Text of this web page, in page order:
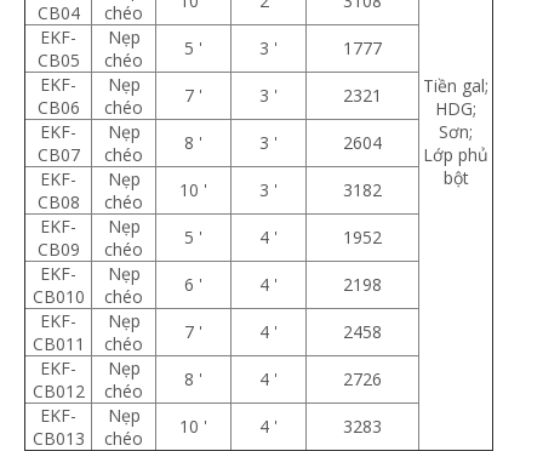
Tiền gal;
HDG;
Sơn;
Lớp phủ
bột
CB04
chéo
EKF-
CB05
Nẹp
chéo
5 ' 3 '
1777
EKF-
CB06
Nẹp
chéo
7 ' 3 '
2321
EKF-
CB07
Nẹp
chéo
8 ' 3 '
2604
EKF-
CB08
Nẹp
chéo
10 ' 3 '
3182
EKF-
CB09
Nẹp
chéo
5 ' 4 '
1952
EKF-
CB010
Nẹp
chéo
6 ' 4 '
2198
EKF-
CB011
Nẹp
chéo
7 ' 4 '
2458
EKF-
CB012
Nẹp
chéo
8 ' 4 '
2726
EKF-
CB013
Nẹp
chéo
10 ' 4 ' 3283